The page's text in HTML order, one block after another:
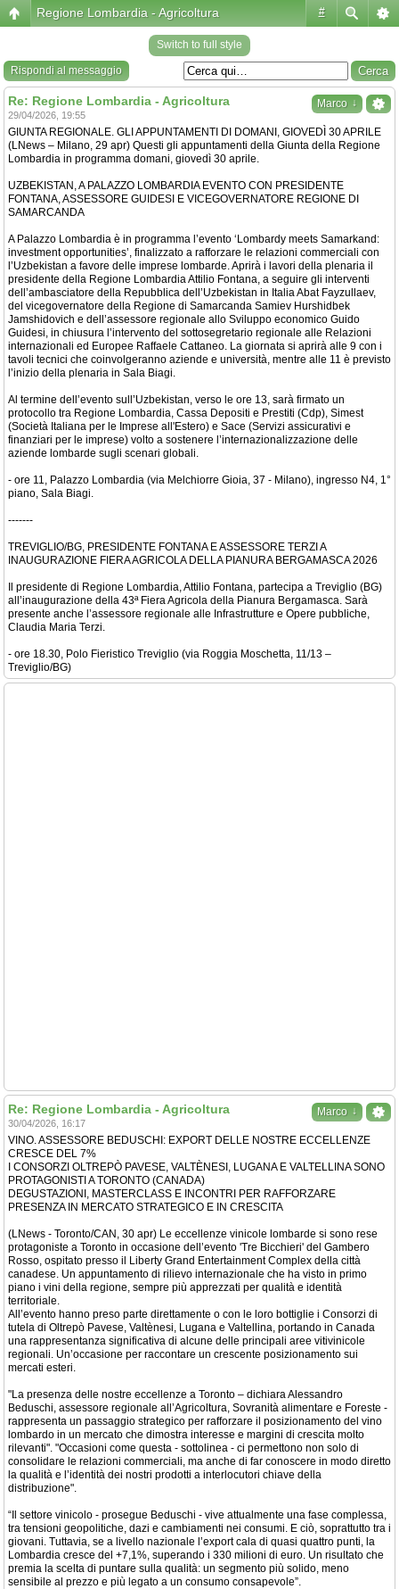
#
Regione Lombardia - Agricoltura
Switch to full style
Rispondi al messaggio
Marco ↓
Re: Regione Lombardia - Agricoltura
29/04/2026, 19:55
GIUNTA REGIONALE. GLI APPUNTAMENTI DI DOMANI, GIOVEDÌ 30 APRILE
(LNews – Milano, 29 apr) Questi gli appuntamenti della Giunta della Regione
Lombardia in programma domani, giovedì 30 aprile.
UZBEKISTAN, A PALAZZO LOMBARDIA EVENTO CON PRESIDENTE
FONTANA, ASSESSORE GUIDESI E VICEGOVERNATORE REGIONE DI
SAMARCANDA
A Palazzo Lombardia è in programma l’evento ‘Lombardy meets Samarkand:
investment opportunities’, finalizzato a rafforzare le relazioni commerciali con
l’Uzbekistan a favore delle imprese lombarde. Aprirà i lavori della plenaria il
presidente della Regione Lombardia Attilio Fontana, a seguire gli interventi
dell’ambasciatore della Repubblica dell’Uzbekistan in Italia Abat Fayzullaev,
del vicegovernatore della Regione di Samarcanda Samiev Hurshidbek
Jamshidovich e dell’assessore regionale allo Sviluppo economico Guido
Guidesi, in chiusura l’intervento del sottosegretario regionale alle Relazioni
internazionali ed Europee Raffaele Cattaneo. La giornata si aprirà alle 9 con i
tavoli tecnici che coinvolgeranno aziende e università, mentre alle 11 è previsto
l’inizio della plenaria in Sala Biagi.
Al termine dell’evento sull’Uzbekistan, verso le ore 13, sarà firmato un
protocollo tra Regione Lombardia, Cassa Depositi e Prestiti (Cdp), Simest
(Società Italiana per le Imprese all'Estero) e Sace (Servizi assicurativi e
finanziari per le imprese) volto a sostenere l’internazionalizzazione delle
aziende lombarde sugli scenari globali.
- ore 11, Palazzo Lombardia (via Melchiorre Gioia, 37 - Milano), ingresso N4, 1°
piano, Sala Biagi.
-------
TREVIGLIO/BG, PRESIDENTE FONTANA E ASSESSORE TERZI A
INAUGURAZIONE FIERA AGRICOLA DELLA PIANURA BERGAMASCA 2026
Il presidente di Regione Lombardia, Attilio Fontana, partecipa a Treviglio (BG)
all’inaugurazione della 43ª Fiera Agricola della Pianura Bergamasca. Sarà
presente anche l’assessore regionale alle Infrastrutture e Opere pubbliche,
Claudia Maria Terzi.
- ore 18.30, Polo Fieristico Treviglio (via Roggia Moschetta, 11/13 –
Treviglio/BG)
Marco ↓
Re: Regione Lombardia - Agricoltura
30/04/2026, 16:17
VINO. ASSESSORE BEDUSCHI: EXPORT DELLE NOSTRE ECCELLENZE
CRESCE DEL 7%
I CONSORZI OLTREPÒ PAVESE, VALTÈNESI, LUGANA E VALTELLINA SONO
PROTAGONISTI A TORONTO (CANADA)
DEGUSTAZIONI, MASTERCLASS E INCONTRI PER RAFFORZARE
PRESENZA IN MERCATO STRATEGICO E IN CRESCITA
(LNews - Toronto/CAN, 30 apr) Le eccellenze vinicole lombarde si sono rese
protagoniste a Toronto in occasione dell’evento 'Tre Bicchieri' del Gambero
Rosso, ospitato presso il Liberty Grand Entertainment Complex della città
canadese. Un appuntamento di rilievo internazionale che ha visto in primo
piano i vini della regione, sempre più apprezzati per qualità e identità
territoriale.
All’evento hanno preso parte direttamente o con le loro bottiglie i Consorzi di
tutela di Oltrepò Pavese, Valtènesi, Lugana e Valtellina, portando in Canada
una rappresentanza significativa di alcune delle principali aree vitivinicole
regionali. Un’occasione per raccontare un crescente posizionamento sui
mercati esteri.
"La presenza delle nostre eccellenze a Toronto – dichiara Alessandro
Beduschi, assessore regionale all’Agricoltura, Sovranità alimentare e Foreste -
rappresenta un passaggio strategico per rafforzare il posizionamento del vino
lombardo in un mercato che dimostra interesse e margini di crescita molto
rilevanti". "Occasioni come questa - sottolinea - ci permettono non solo di
consolidare le relazioni commerciali, ma anche di far conoscere in modo diretto
la qualità e l’identità dei nostri prodotti a interlocutori chiave della
distribuzione".
“Il settore vinicolo - prosegue Beduschi - vive attualmente una fase complessa,
tra tensioni geopolitiche, dazi e cambiamenti nei consumi. E ciò, soprattutto tra i
giovani. Tuttavia, se a livello nazionale l’export cala di quasi quattro punti, la
Lombardia cresce del +7,1%, superando i 330 milioni di euro. Un risultato che
premia la scelta di puntare sulla qualità: un segmento più solido, meno
sensibile al prezzo e più legato a un consumo consapevole”.